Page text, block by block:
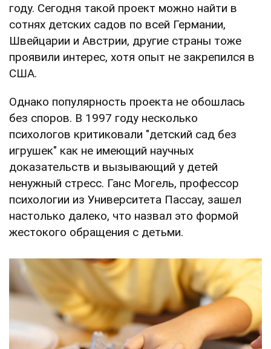
году. Сегодня такой проект можно найти в
сотнях детских садов по всей Германии,
Швейцарии и Австрии, другие страны тоже
проявили интерес, хотя опыт не закрепился в
США.
Однако популярность проекта не обошлась
без споров. В 1997 году несколько
психологов критиковали "детский сад без
игрушек" как не имеющий научных
доказательств и вызывающий у детей
ненужный стресс. Ганс Могель, профессор
психологии из Университета Пассау, зашел
настолько далеко, что назвал это формой
жестокого обращения с детьми.